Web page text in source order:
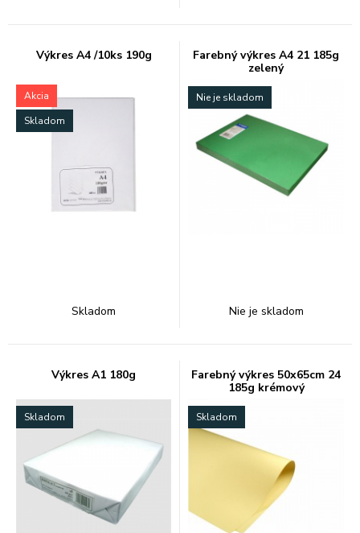
Výkres A4 /10ks 190g
Akcia
Skladom
Skladom
Farebný výkres A4 21 185g
zelený
Nie je skladom
Nie je skladom
Výkres A1 180g
Skladom
Farebný výkres 50x65cm 24
185g krémový
Skladom